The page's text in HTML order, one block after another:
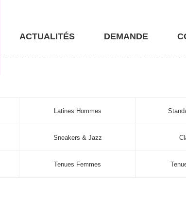
ACTUALITÉS DEMANDE
Latines Hommes
Sneakers & Jazz
Tenues Femmes